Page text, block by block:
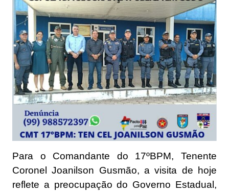
Para o Comandante do 17ºBPM, Tenente
Coronel Joanilson Gusmão, a visita de hoje
reflete a preocupação do Governo Estadual,